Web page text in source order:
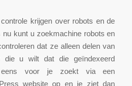
krijgen over robots en de
kunt u zoekmachine robots en
dat ze alleen delen van
die u wilt dat die geïndexeerd
voor je zoekt via een
website op en je ziet dan